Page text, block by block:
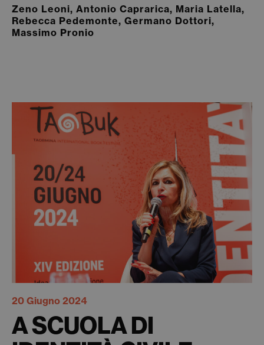
Zeno Leoni, Antonio Caprarica, Maria Latella,
Rebecca Pedemonte, Germano Dottori,
Massimo Pronio
20 Giugno 2024
A SCUOLA DI